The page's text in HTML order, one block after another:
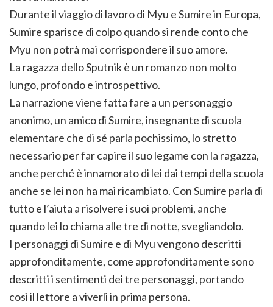
Durante il viaggio di lavoro di Myu e Sumire in Europa,
Sumire sparisce di colpo quando si rende conto che
Myu non potrà mai corrispondere il suo amore.
La ragazza dello Sputnik è un romanzo non molto
lungo, profondo e introspettivo.
La narrazione viene fatta fare a un personaggio
anonimo, un amico di Sumire, insegnante di scuola
elementare che di sé parla pochissimo, lo stretto
necessario per far capire il suo legame con la ragazza,
anche perché è innamorato di lei dai tempi della scuola
anche se lei non ha mai ricambiato. Con Sumire parla di
tutto e l’aiuta a risolvere i suoi problemi, anche
quando lei lo chiama alle tre di notte, svegliandolo.
I personaggi di Sumire e di Myu vengono descritti
approfonditamente, come approfonditamente sono
descritti i sentimenti dei tre personaggi, portando
così il lettore a viverli in prima persona.